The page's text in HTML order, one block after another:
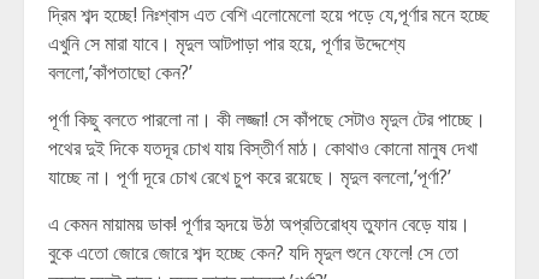
দ্রিম শব্দ হচ্ছে! নিঃশ্বাস এত বেশি এলোমেলো হয়ে পড়ে যে,পূর্ণার মনে হচ্ছে
এখুনি সে মারা যাবে। মৃদুল আটপাড়া পার হয়ে, পূর্ণার উদ্দেশ্যে
বললো,’কাঁপতাছো কেন?’
পূর্ণা কিছু বলতে পারলো না। কী লজ্জা! সে কাঁপছে সেটাও মৃদুল টের পাচ্ছে।
পথের দুই দিকে যতদূর চোখ যায় বিস্তীর্ণ মাঠ। কোথাও কোনো মানুষ দেখা
যাচ্ছে না। পূর্ণা দূরে চোখ রেখে চুপ করে রয়েছে। মৃদুল বললো,’পূর্ণা?’
এ কেমন মায়াময় ডাক! পূর্ণার হৃদয়ে উঠা অপ্রতিরোধ্য তুফান বেড়ে যায়।
বুকে এতো জোরে জোরে শব্দ হচ্ছে কেন? যদি মৃদুল শুনে ফেলে! সে তো